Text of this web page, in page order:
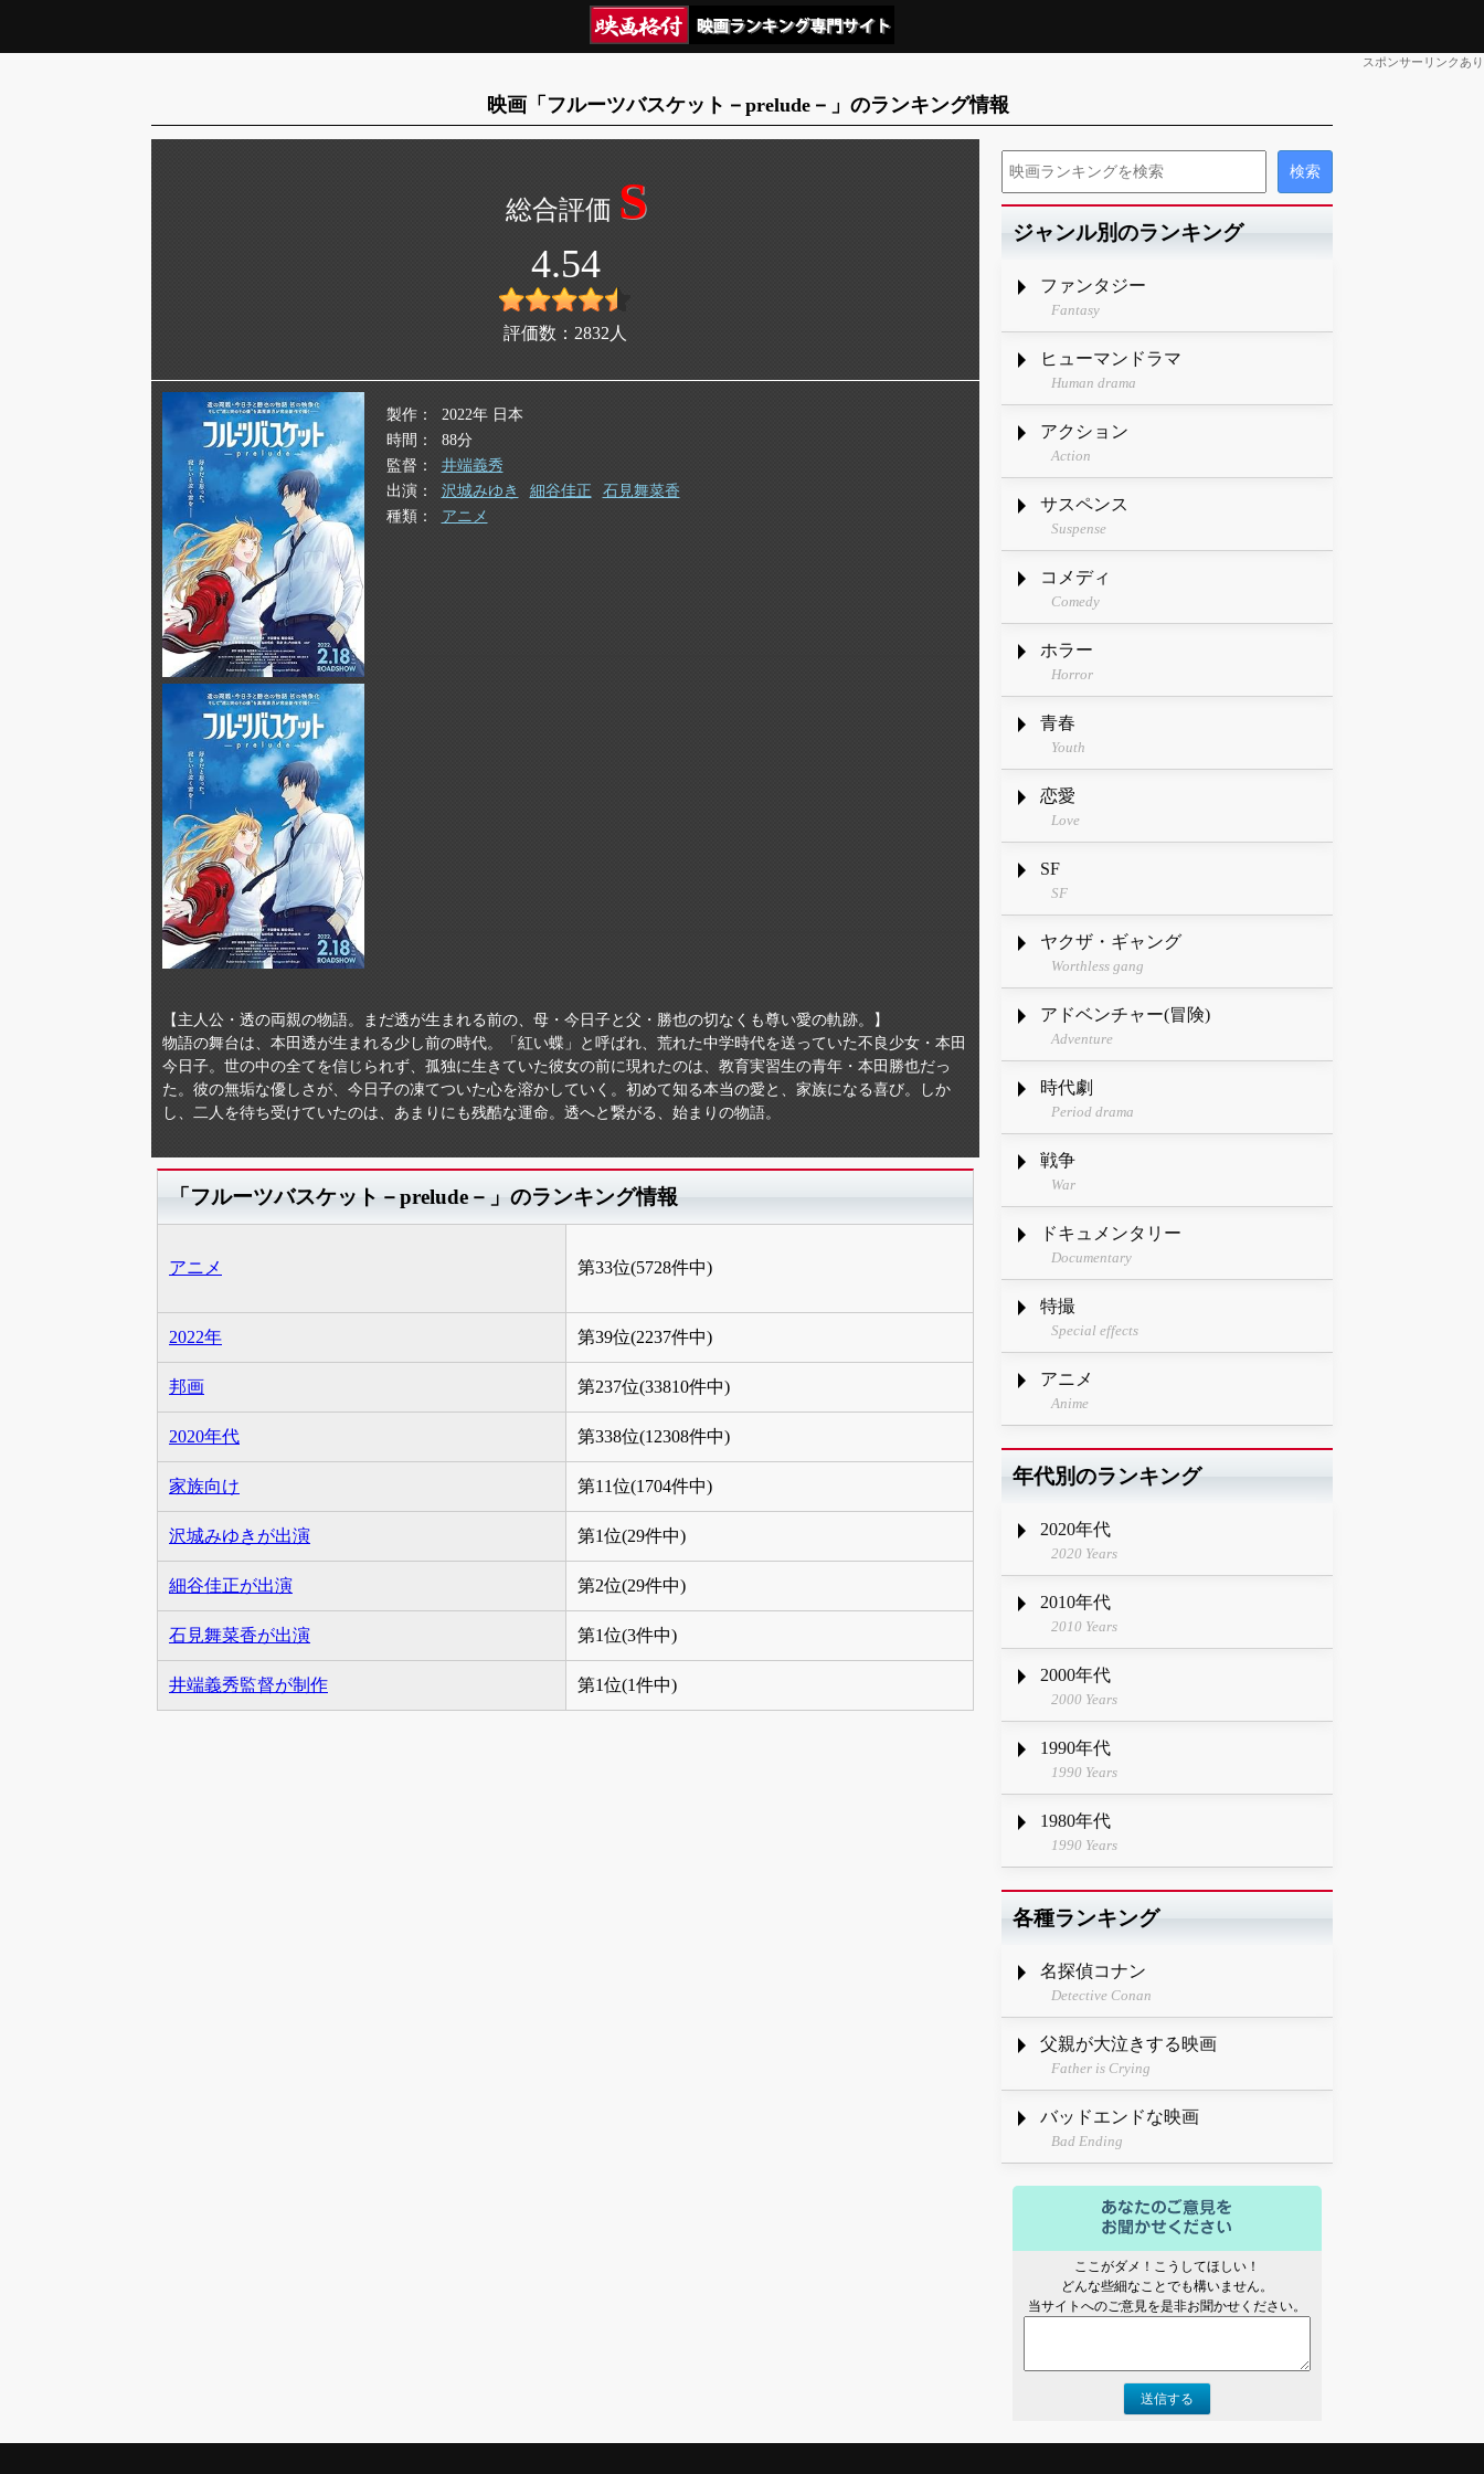
スポンサーリンクあり
映画「フルーツバスケット－prelude－」のランキング情報
S
4.54
評価数： 2832 人
製作
2022年 日本
時間
88分
監督
井端義秀
出演
沢城みゆき 細谷佳正
石見舞菜香
種類
アニメ
【主人公・透の両親の物語。まだ透が生まれる前の、母・今日子と父・勝也の切なくも尊い愛の軌跡。】
物語の舞台は、本田透が生まれる少し前の時代。「紅い蝶」と呼ばれ、荒れた中学時代を送っていた不良少女・本田
今日子。世の中の全てを信じられず、孤独に生きていた彼女の前に現れたのは、教育実習生の青年・本田勝也だっ
た。彼の無垢な優しさが、今日子の凍てついた心を溶かしていく。初めて知る本当の愛と、家族になる喜び。しか
し、二人を待ち受けていたのは、あまりにも残酷な運命。透へと繋がる、始まりの物語。
「フルーツバスケット－prelude－」のランキング情報
アニメ 第33位(5728件中)
2022年 第39位(2237件中)
邦画 第237位(33810件中)
2020年代 第338位(12308件中)
家族向け 第11位(1704件中)
沢城みゆきが出演 第1位(29件中)
細谷佳正が出演 第2位(29件中)
石見舞菜香が出演 第1位(3件中)
井端義秀監督が制作 第1位(1件中)
ジャンル別のランキング
ファンタジー
Fantasy
ヒューマンドラマ
Human drama
アクション
Action
サスペンス
Suspense
コメディ
Comedy
ホラー
Horror
青春
Youth
恋愛
Love
SF
SF
ヤクザ・ギャング
Worthless gang
アドベンチャー(冒険)
Adventure
時代劇
Period drama
戦争
War
ドキュメンタリー
Documentary
特撮
Special effects
アニメ
Anime
年代別のランキング
2020年代
2020 Years
2010年代
2010 Years
2000年代
2000 Years
1990年代
1990 Years
1980年代
1990 Years
各種ランキング
名探偵コナン
Detective Conan
父親が大泣きする映画
Father is Crying
バッドエンドな映画
Bad Ending
ここがダメ！こうしてほしい！
どんな些細なことでも構いません。
当サイトへのご意見を是非お聞かせください。
送信する